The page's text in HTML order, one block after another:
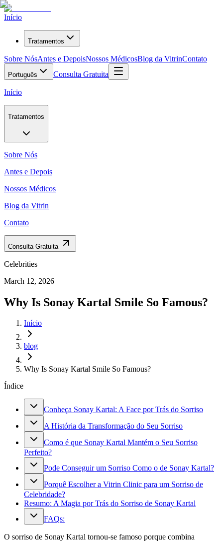
Início
Tratamentos
Sobre NósAntes e DepoisNossos MédicosBlog da VitrinContato
Português Consulta Gratuita
Início
Tratamentos
Sobre Nós
Antes e Depois
Nossos Médicos
Blog da Vitrin
Contato
Consulta Gratuita
Celebrities
March 12, 2026
Why Is Sonay Kartal Smile So Famous?
Início
blog
Why Is Sonay Kartal Smile So Famous?
Índice
Conheça Sonay Kartal: A Face por Trás do Sorriso
A História da Transformação do Seu Sorriso
Como é que Sonay Kartal Mantém o Seu Sorriso
Perfeito?
Pode Conseguir um Sorriso Como o de Sonay Kartal?
Porquê Escolher a Vitrin Clinic para um Sorriso de
Celebridade?
Resumo: A Magia por Trás do Sorriso de Sonay Kartal
FAQs:
O sorriso de Sonay Kartal tornou-se famoso porque combina